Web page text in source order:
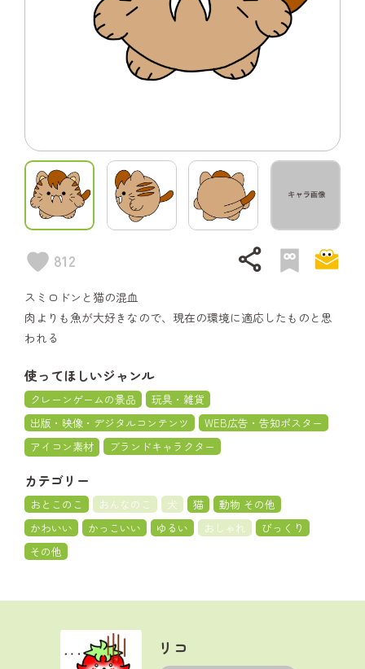
812 share
スミロドンと猫の混血
肉よりも魚が大好きなので、現在の環境に適応したものと思
われる
使ってほしいジャンル
クレーンゲームの景品
玩具・雑貨
出版・映像・デジタルコンテンツ
WEB広告・告知ポスター
アイコン素材
ブランドキャラクター
カテゴリー
おとこのこ おんなのこ 犬 猫
動物 その他
かわいい
かっこいい ゆるい おしゃれ
びっくり
その他
リコ